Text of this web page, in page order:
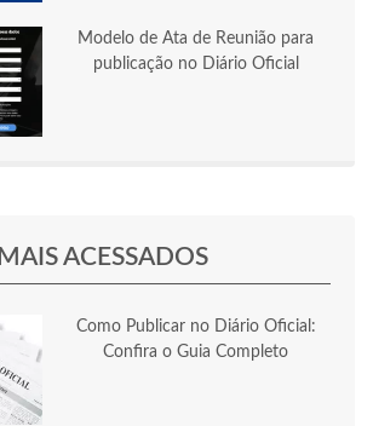
Modelo de Ata de Reunião para
publicação no Diário Oficial
MAIS ACESSADOS
Como Publicar no Diário Oficial:
Confira o Guia Completo